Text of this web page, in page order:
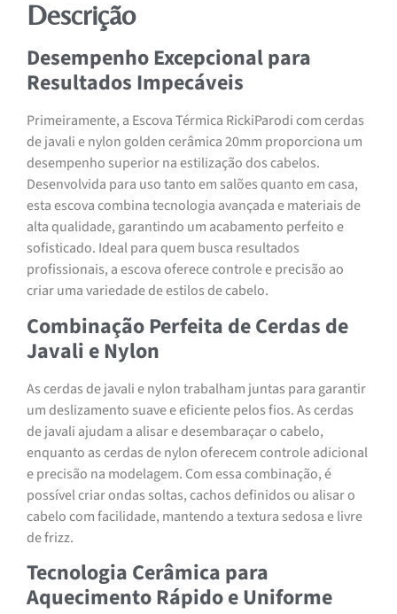
Descrição
Desempenho Excepcional para
Resultados Impecáveis
Primeiramente, a Escova Térmica RickiParodi com cerdas
de javali e nylon golden cerâmica 20mm proporciona um
desempenho superior na estilização dos cabelos.
Desenvolvida para uso tanto em salões quanto em casa,
esta escova combina tecnologia avançada e materiais de
alta qualidade, garantindo um acabamento perfeito e
sofisticado. Ideal para quem busca resultados
profissionais, a escova oferece controle e precisão ao
criar uma variedade de estilos de cabelo.
Combinação Perfeita de Cerdas de
Javali e Nylon
As cerdas de javali e nylon trabalham juntas para garantir
um deslizamento suave e eficiente pelos fios. As cerdas
de javali ajudam a alisar e desembaraçar o cabelo,
enquanto as cerdas de nylon oferecem controle adicional
e precisão na modelagem. Com essa combinação, é
possível criar ondas soltas, cachos definidos ou alisar o
cabelo com facilidade, mantendo a textura sedosa e livre
de frizz.
Tecnologia Cerâmica para
Aquecimento Rápido e Uniforme